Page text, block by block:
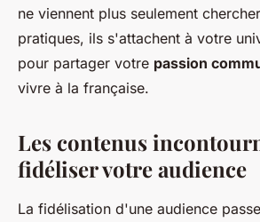
ne viennent plus seulement
pratiques, ils s'attachent à votre
pour partager votre passion
vivre à la française.
Les contenus
fidéliser votre audience
La fidélisation d'une audience